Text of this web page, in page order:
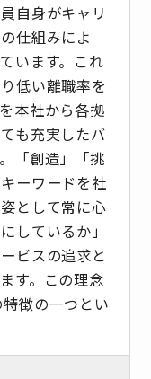
自身がキャリ
仕組みによ
います。これ
低い離職率を
本社から各拠
も充実したバ
「創造」「挑
ーワードを社
として常に心
しているか」
ビスの追求と
す。この理念
徴の一つとい